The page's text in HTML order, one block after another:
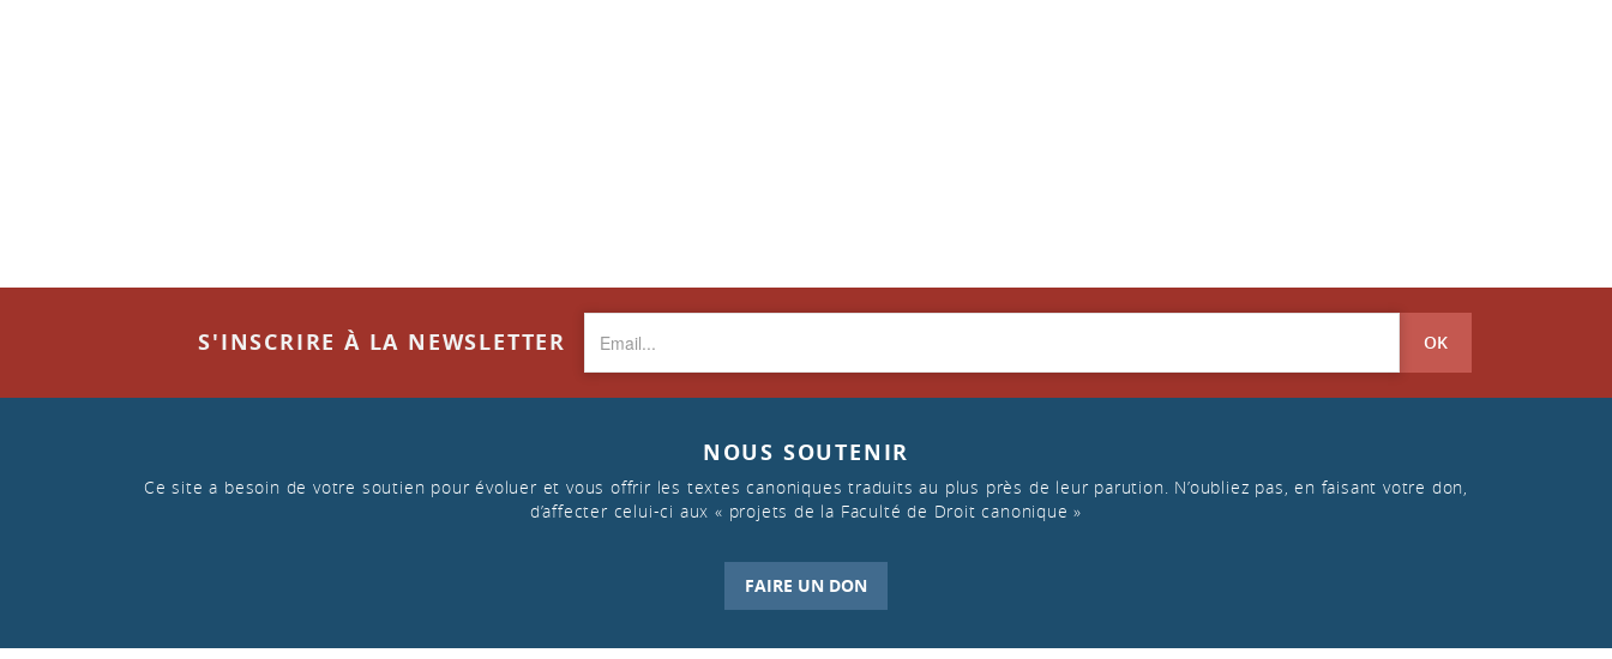
S'INSCRIRE À LA NEWSLETTER OK
NOUS SOUTENIR
Ce site a besoin de votre soutien pour évoluer et vous offrir les textes canoniques traduits au plus près de leur parution. N’oubliez pas, en faisant votre don,
d’affecter celui-ci aux « projets de la Faculté de Droit canonique »
FAIRE UN DON